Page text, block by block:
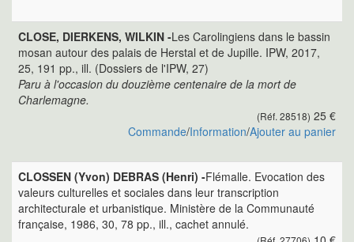
CLOSE, DIERKENS, WILKIN -Les Carolingiens dans le bassin
mosan autour des palais de Herstal et de Jupille. IPW, 2017,
25, 191 pp., ill. (Dossiers de l'IPW, 27)
Paru à l'occasion du douzième centenaire de la mort de
Charlemagne.
(Réf. 28518) 25 €
Commande/Information/Ajouter au panier
CLOSSEN (Yvon) DEBRAS (Henri) -Flémalle. Evocation des
valeurs culturelles et sociales dans leur transcription
architecturale et urbanistique. Ministère de la Communauté
française, 1986, 30, 78 pp., ill., cachet annulé.